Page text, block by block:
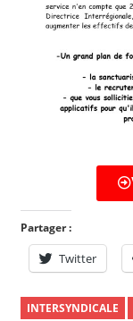
Partager :
Twitter
INTERSYNDICALE